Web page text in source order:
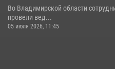
Во Владимирской области
провели вед...
05 июля 2026, 11:45